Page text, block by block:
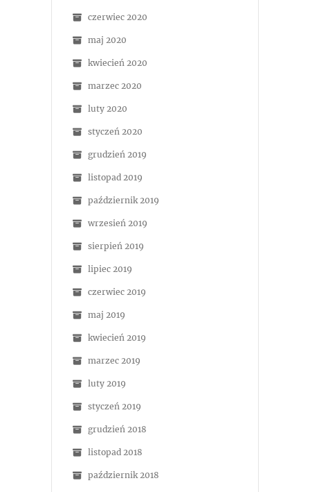
czerwiec 2020
maj 2020
kwiecień 2020
marzec 2020
luty 2020
styczeń 2020
grudzień 2019
listopad 2019
październik 2019
wrzesień 2019
sierpień 2019
lipiec 2019
czerwiec 2019
maj 2019
kwiecień 2019
marzec 2019
luty 2019
styczeń 2019
grudzień 2018
listopad 2018
październik 2018